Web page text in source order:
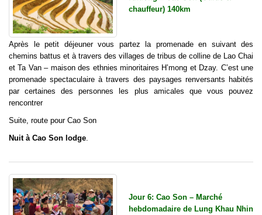
chauffeur) 140km
Après le petit déjeuner vous partez la promenade en suivant des
chemins battus et à travers des villages de tribus de colline de Lao Chai
et Ta Van – maison des ethnies minoritaires H’mong et Dzay. C’est une
promenade spectaculaire à travers des paysages renversants habités
par certaines des personnes les plus amicales que vous pouvez
rencontrer
Suite, route pour Cao Son
Nuit à Cao Son lodge
Jour 6: Cao Son – Marché
hebdomadaire de Lung Khau Nhin